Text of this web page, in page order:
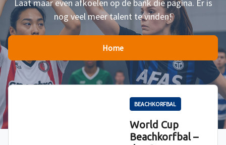
Laat maar even afkoelen op de bank die pagina. Er is
nog veel meer talent te vinden!
Home
BEACHKORFBAL
World Cup
Beachkorfbal –